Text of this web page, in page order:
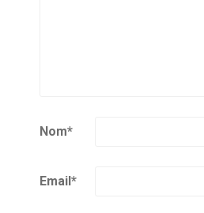
Nom*
Email*